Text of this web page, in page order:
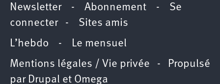
Newsletter- Abonnement - Se
connecter- Sites amis
L’hebdo - Le mensuel
Mentions légales / Vie privée - Propulsé
par Drupal et Omega